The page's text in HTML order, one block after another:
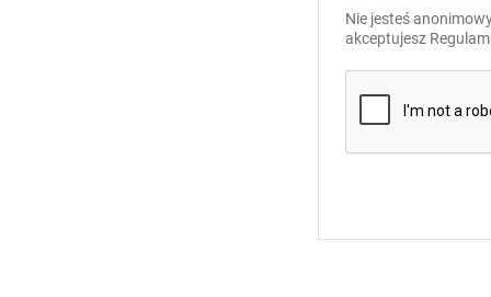
Nie jesteś
akceptujesz